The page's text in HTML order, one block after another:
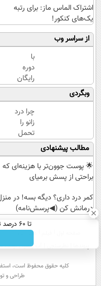
اشتراک الماس ماز: برای رتبه
یک‌های کنکور!
از سراسر وب
با
دوره
رایگان
ماز،
رتبه
برتر
کنکور
شو!
وبگردی
چرا درد
زانو را
تحمل
می‌کنی؟
خیلی
ساده
درمنزل
کن
مطالب پیشنهادی
🌟 پوست جوون‌تر با هزینه‌ای که
براحتی از پسش برمیای
کمر درد داری؟ دیگه بسه! در
درمانش کن (◀پرسش‌نامه)
عصر ایران۲
آب و هوا اوقات
كليه حقوق محفوظ است،
طراحی و